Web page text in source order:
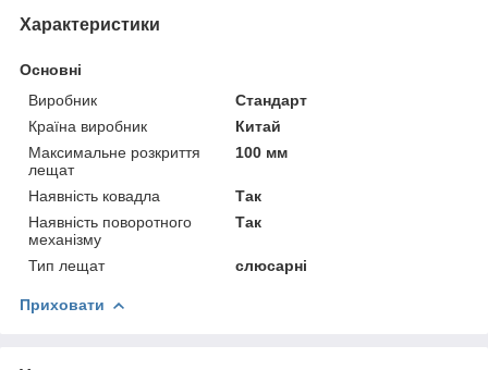
Характеристики
Основні
Виробник
Стандарт
Країна виробник
Китай
Максимальне розкриття
лещат
100 мм
Наявність ковадла
Так
Наявність поворотного
механізму
Так
Тип лещат слюсарні
Приховати